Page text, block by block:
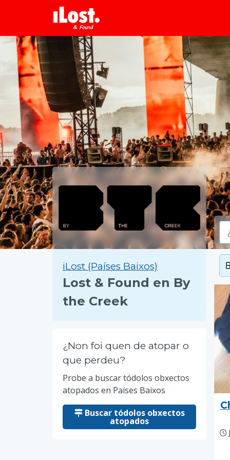
iLost (Países Baixos)
Lost & Found en By
the Creek
¿Non foi quen de atopar o
que perdeu?
Probe a buscar tódolos obxectos
atopados en Países Baixos
Buscar tódolos obxectos
atopados